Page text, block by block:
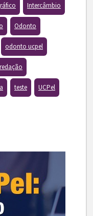
Intercâmbio
Odonto
odonto ucpel
redação
teste UCPel